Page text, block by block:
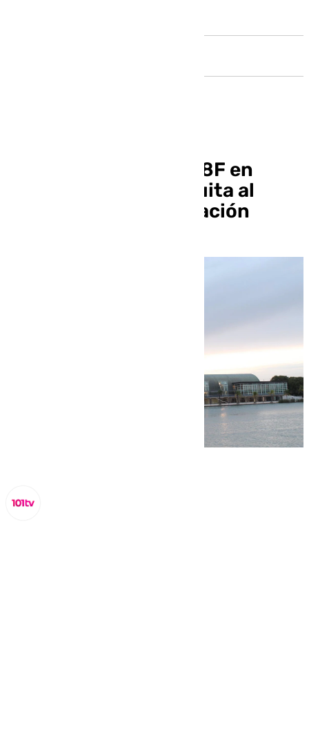
Actividades para el 28F en
Sevilla: entrada gratuita al
Pabellón de la Navegación